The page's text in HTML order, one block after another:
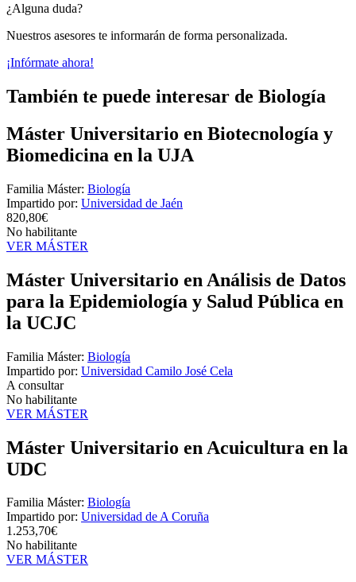
¿Alguna duda?
Nuestros asesores te informarán de forma personalizada.
¡Infórmate ahora!
También te puede interesar de Biología
Máster Universitario en Biotecnología y
Biomedicina en la UJA
Familia Máster: Biología
Impartido por: Universidad de Jaén
820,80€
No habilitante
VER MÁSTER
Máster Universitario en Análisis de Datos
para la Epidemiología y Salud Pública en
la UCJC
Familia Máster: Biología
Impartido por: Universidad Camilo José Cela
A consultar
No habilitante
VER MÁSTER
Máster Universitario en Acuicultura en la
UDC
Familia Máster: Biología
Impartido por: Universidad de A Coruña
1.253,70€
No habilitante
VER MÁSTER